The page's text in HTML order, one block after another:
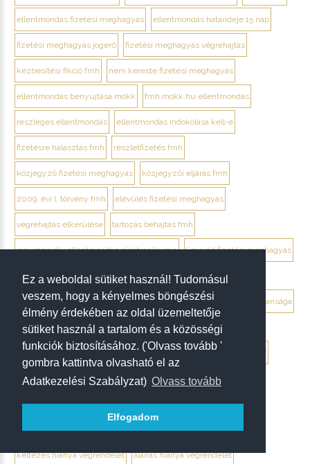
Ez a weboldal sütiket használ! Tudomásul
veszem, hogy a kényelmes böngészési
élmény érdekében az oldal üzemeltetője
sütiket használ a tartalom és a közösségi
funkciók biztosításához. ('Olvass tovább '
gombra kattintva olvasható el az
Adatkezelési Szabályzat) Olvass tovább
Elfogadom
ellentmondás fizetési meghagyás ellentmondás határideje 15 nap
fizetési meghagyás jogerő fizetési meghagyás végrehajtás
kézbesítési fikció fmh nem kereste fizetési meghagyás
ellentmondás benyújtása mokk fmh.mokk.hu ellentmondás
részleges ellentmondás ellentmondás indokolása kell-e
fizetésre halasztás fmh részletfizetés fmh
közjegyző fizetési meghagyás közjegyzői eljárás fmh
2009. évi l. törvény fmh elévülés fizetési meghagyás
végrehajtás elkerülése tartozás behajtás fmh
jogi személy ellentmondás elektronikusan ügyvéd fizetési meghagyás
debrecen ügyvéd fizetési meghagyás
végrendelet megtámadása mikor érdemes végrendelet hatálytalansága
érvénytelenség megállapítása per hagyatéki per végrendelet
megtámadási nyilatkozat megtámadás elévülése 5 év ptk. 7:37
beszámíthatóság végrendelet
tévedés megtévesztés fenyegetés végrendelet
tisztességtelen befolyás gépírásos végrendelet tanúk
keltezés hiánya végrendelet aláírás hiánya végrendelet